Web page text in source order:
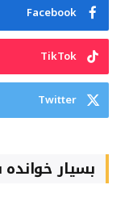
Facebook
TikTok
Twitter
بسیار